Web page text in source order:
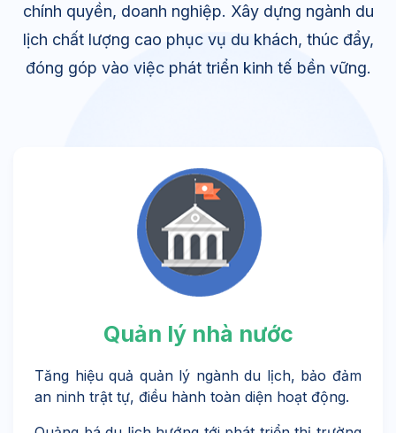
chính quyền, doanh nghiệp. Xây dựng ngành du
lịch chất lượng cao phục vụ du khách, thúc đẩy,
đóng góp vào việc phát triển kinh tế bền vững.
Quản lý nhà nước
Tăng hiệu quả quản lý ngành du lịch, bảo đảm
an ninh trật tự, điều hành toàn diện hoạt động.